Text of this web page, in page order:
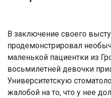
В заключение своего
продемонстрировал
маленькой пациентки из
восьмилетней девочки
Университетскую
жалобой на то, что у нее